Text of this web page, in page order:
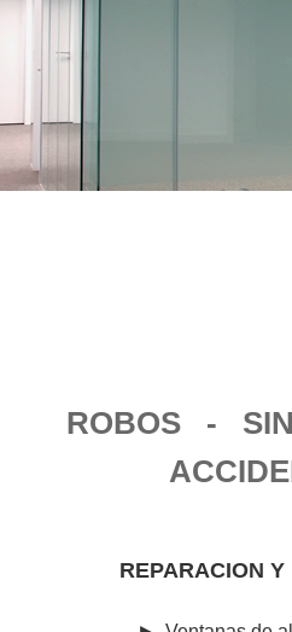
ROBOS -
REPARACION Y